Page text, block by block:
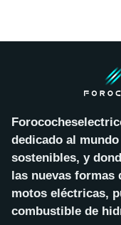
dedicado al
sostenibles, y
las nuevas formas
motos eléctricas,
combustible de